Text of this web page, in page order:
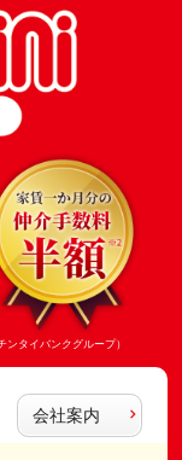
タイバンクグループ）
会社案内